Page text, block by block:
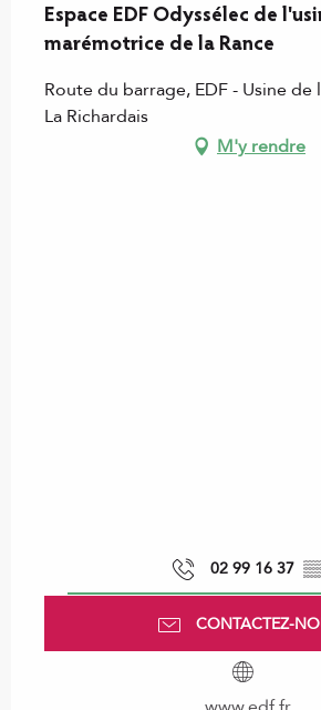
Espace EDF Odyssélec de
marémotrice de la Rance
Route du barrage, EDF - Usine de
La Richardais
M'y rendre
02 99 16 37
CONTACTEZ-